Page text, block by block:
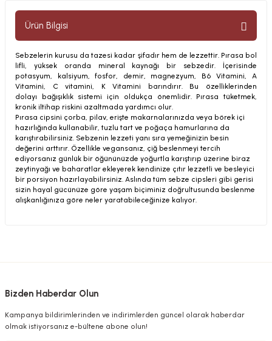
Ürün Bilgisi
Sebzelerin kurusu da tazesi kadar şifadır hem de lezzettir. Pırasa bol
lifli, yüksek oranda mineral kaynağı bir sebzedir. İçerisinde
potasyum, kalsiyum, fosfor, demir, magnezyum, B6 Vitamini, A
Vitamini, C vitamini, K Vitamini barındırır. Bu özelliklerinden
dolayı
bağışıklık sistemi için oldukça önemlidir.
Pırasa tüketmek,
kronik iltihap riskini azaltmada yardımcı olur.
Pırasa cipsini çorba, pilav, erişte makarnalarınızda veya börek içi
hazırlığında kullanabilir, tuzlu tart ve poğaça hamurlarına da
karıştırabilirsiniz. Sebzenin lezzeti yanı sıra yemeğinizin besin
değerini arttırır. Özellikle vegansanız, çiğ beslenmeyi tercih
ediyorsanız günlük bir öğününüzde yoğurtla karıştırıp üzerine biraz
zeytinyağı ve baharatlar ekleyerek kendinize çıtır lezzetli ve besleyici
bir porsiyon hazırlayabilirsiniz. Aslında tüm sebze cipsleri gibi gerisi
sizin hayal gücünüze göre yaşam biçiminiz doğrultusunda beslenme
alışkanlığınıza göre neler yaratabileceğinize kalıyor.
Bizden Haberdar Olun
Kampanya bildirimlerinden ve indirimlerden güncel olarak haberdar
olmak istiyorsanız e-bültene abone olun!